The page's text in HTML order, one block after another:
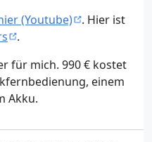
(Youtube)
. Hier ist
.
für mich. 990 € kostet
einem
Akku.